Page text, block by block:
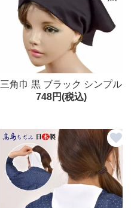
三角巾 黒 ブラック シンプル
日本製
748円(税込)